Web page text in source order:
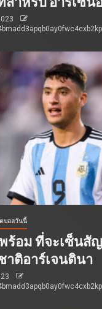
บอลวันนี้
อม ที่จะเซ็นสั
าติอาร์เจนตินา